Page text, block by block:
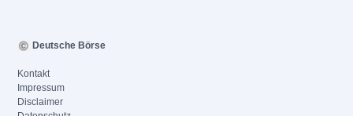
Deutsche Börse
Kontakt
Impressum
Disclaimer